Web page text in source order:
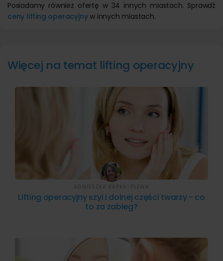
Posiadamy również ofertę w 34 innych miastach. Sprawdź
ceny lifting operacyjnyw innych miastach.
Więcej na temat lifting operacyjny
Lifting operacyjny szyi i dolnej części twarzy - co
to za zabieg?
AGNIESZKA KAPKA-PLEWA